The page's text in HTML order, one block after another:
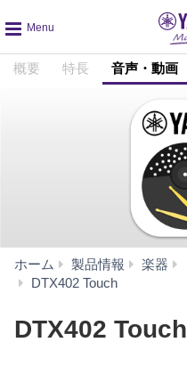
global
navigation
概要 特長 音声・動画
ホーム 製品情報 楽器
DTX402 Touch
動
画
DTX402 Touch